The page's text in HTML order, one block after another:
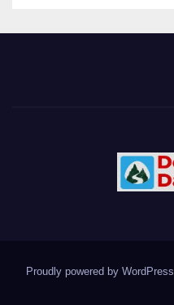
Proudly powered by WordPress